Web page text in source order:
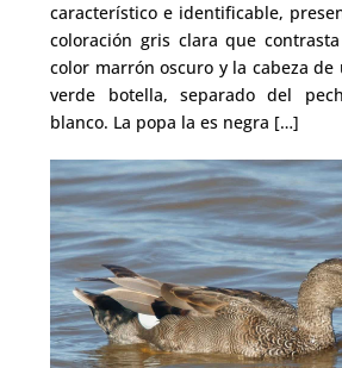
característico e identificable,
coloración gris clara que
color marrón oscuro y la cabeza
verde botella, separado del
blanco. La popa la es negra […]